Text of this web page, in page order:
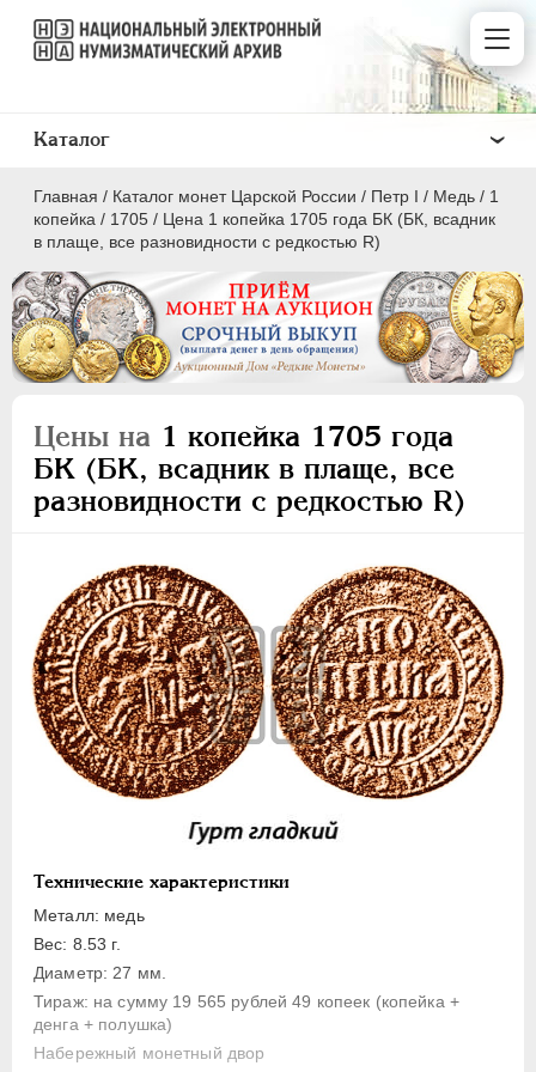
Главная / Каталог монет Царской России / Пeтр I / Медь / 1
копейка / 1705 / Цена 1 копейка 1705 года БК (БК, всадник
в плаще, все разновидности с редкостью R)
Цены на 1 копейка 1705 года
БК (БК, всадник в плаще, все
разновидности с редкостью R)
Технические характеристики
Металл: медь
Вес: 8.53 г.
Диаметр: 27 мм.
Тираж: на сумму 19 565 рублей 49 копеек (копейка +
денга + полушка)
Набережный монетный двор
Каталог
ПEТР I 1699 - 1725
Серебро
Медь
5 копеек
Полушка
Полполушки
Пробные
Для Речи Посполитой
Монетовидные жетоны
ЕКАТЕРИНА I 1725-1727
1727-1729
АННА ИОАННОВНА
ИОАНН АНТОНОВИЧ
ЕЛИЗАВЕТА
ПЕТР III 1762-1762
ЕКАТЕРИНА II 1762-1796
ПАВЕЛ I
1796-1801